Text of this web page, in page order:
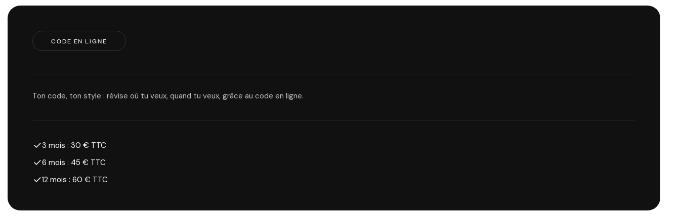
CODE EN LIGNE
Ton code, ton style : révise où tu veux, quand tu veux, grâce au code en ligne.
3 mois : 30 € TTC
6 mois : 45 € TTC
12 mois : 60 € TTC